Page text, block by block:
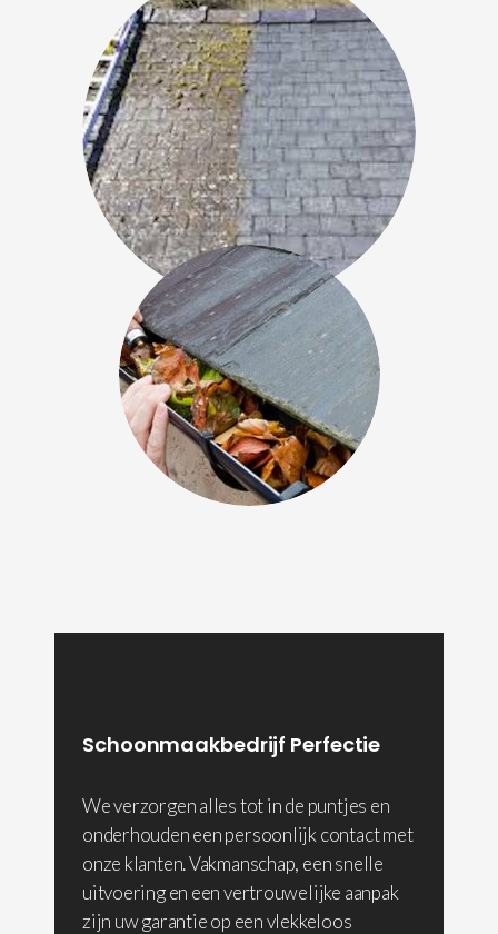
Schoonmaakbedrijf Perfectie
We verzorgen alles tot in de puntjes en
onderhouden een persoonlijk contact met
onze klanten. Vakmanschap, een snelle
uitvoering en een vertrouwelijke aanpak
zijn uw garantie op een vlekkeloos